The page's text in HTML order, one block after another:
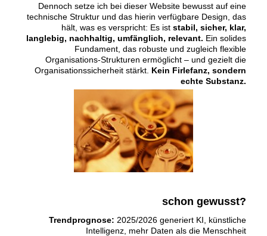
Dennoch setze ich bei dieser Website bewusst auf eine
technische Struktur und das hierin verfügbare Design, das
hält, was es verspricht: Es ist stabil, sicher, klar,
langlebig, nachhaltig, umfänglich, relevant. Ein solides
Fundament, das robuste und zugleich flexible
Organisations-Strukturen ermöglicht – und gezielt die
Organisationssicherheit stärkt. Kein Firlefanz, sondern
echte Substanz.
schon gewusst?
Trendprognose: 2025/2026 generiert KI, künstliche
Intelligenz, mehr Daten als die Menschheit